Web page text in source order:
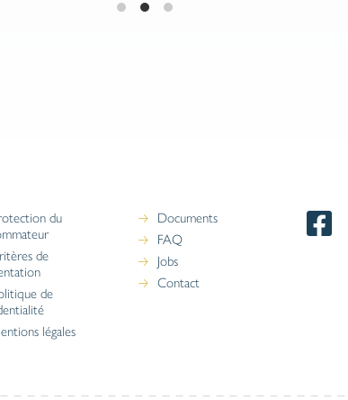
En Belgique l’assurance auto est une
du
de
de
légales
Documents
FAQ
Jobs
Contact